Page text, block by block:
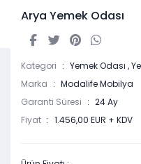
Arya Yemek Odası
Kategori Yemek Odası ,
Marka
Modalife Mobilya
Garanti Süresi
24 Ay
Fiyat
1.456,00 EUR + KDV